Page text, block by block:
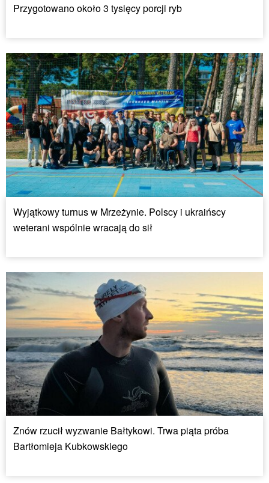
Przygotowano około 3 tysięcy porcji ryb
Wyjątkowy turnus w Mrzeżynie. Polscy i ukraińscy
weterani wspólnie wracają do sił
Znów rzucił wyzwanie Bałtykowi. Trwa piąta próba
Bartłomieja Kubkowskiego